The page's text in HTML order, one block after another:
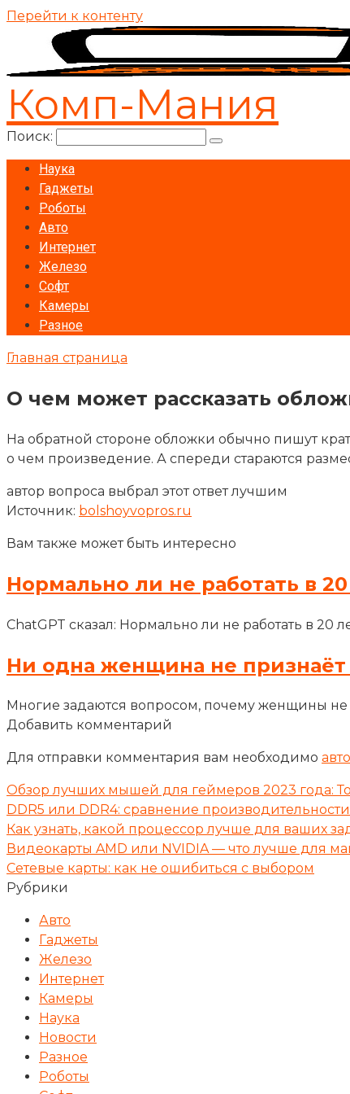
Перейти к контенту
Комп-Мания
Поиск:
Наука
Гаджеты
Роботы
Авто
Интернет
Железо
Софт
Камеры
Разное
Главная страница
О чем может рассказать
На обратной стороне обложки обычно пишут
о чем произведение. А спереди стараются
автор вопроса выбрал этот ответ лучшим
Источник: bolshoyvopros.ru
Вам также может быть интересно
Нормально ли не работать в
ChatGPT сказал: Нормально ли не работать в 20
Ни одна женщина не признаёт
Многие задаются вопросом, почему женщины
Добавить комментарий
Для отправки комментария вам необходимо
Обзор лучших мышей для геймеров 2023 года:
DDR5 или DDR4: сравнение
Как узнать, какой процессор лучше для ваших
Видеокарты AMD или NVIDIA — что лучше для
Сетевые карты: как не ошибиться с выбором
Рубрики
Авто
Гаджеты
Железо
Интернет
Камеры
Наука
Новости
Разное
Роботы